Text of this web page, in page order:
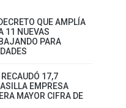
QUE AMPLÍA
11 NUEVAS
PARA
17,7
EMPRESA
MAYOR CIFRA DE